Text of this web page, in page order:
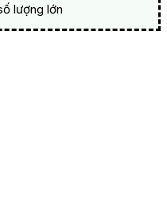
lượng lớn